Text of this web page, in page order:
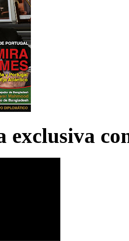
exclusiva